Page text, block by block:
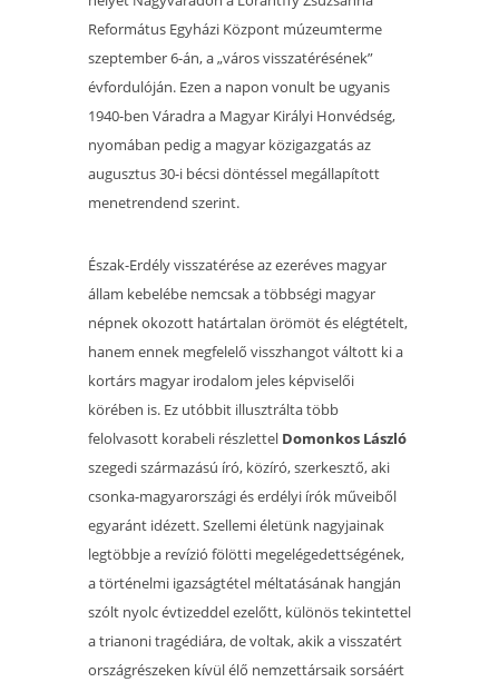
Református Egyházi Központ múzeumterme
szeptember 6-án, a „város visszatérésének”
évfordulóján. Ezen a napon vonult be ugyanis
1940-ben Váradra a Magyar Királyi Honvédség,
nyomában pedig a magyar közigazgatás az
augusztus 30-i bécsi döntéssel megállapított
menetrendend szerint.
Észak-Erdély visszatérése az ezeréves magyar
állam kebelébe nemcsak a többségi magyar
népnek okozott határtalan örömöt és elégtételt,
hanem ennek megfelelő visszhangot váltott ki a
kortárs magyar irodalom jeles képviselői
körében is. Ez utóbbit illusztrálta több
felolvasott korabeli részlettel Domonkos László
szegedi származású író, közíró, szerkesztő, aki
csonka-magyarországi és erdélyi írók műveiből
egyaránt idézett. Szellemi életünk nagyjainak
legtöbbje a revízió fölötti megelégedettségének,
a történelmi igazságtétel méltatásának hangján
szólt nyolc évtizeddel ezelőtt, különös tekintettel
a trianoni tragédiára, de voltak, akik a visszatért
országrészeken kívül élő nemzettársaik sorsáért